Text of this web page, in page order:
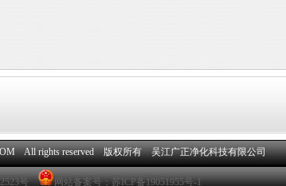
All rights reserved 版权所有吴江广正净化科技有限公司
号 网站备案号：苏ICP备19051955号-1